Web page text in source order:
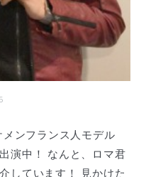
メンフランス人モデル
演中！ なんと、ロマ君
しています！ 見かけた